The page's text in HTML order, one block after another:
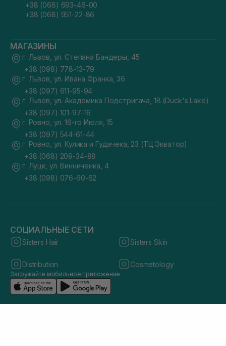
+38 (068) 693-46-00
+38 (068) 951-22-86
МАГАЗИНЫ
г. Львов, ул. Степана Бандеры, 45
+38 (098) 778-13-79
г. Львов, ул. Ивана Франка, 36
+38 (097) 611-95-94
г. Львов, ул. Академика Подстригача, 1В (Duck's Lake)
+38 (097) 101-97-16
г. Ровно, ул. 16-го Июля, 15
+38 (097) 544-61-44
г. Ровно, ул. Кулика и Гудачека, 23 (ТЦ Экватор)
+38 (068) 209-34-88
г. Луцк, ул. Винниченка, 4
+38 (098) 076-60-62
СОЦИАЛЬНЫЕ СЕТИ
Sisters Hair Sisters Skin
Distribution Cosmetology
Загружайте мобильное приложение